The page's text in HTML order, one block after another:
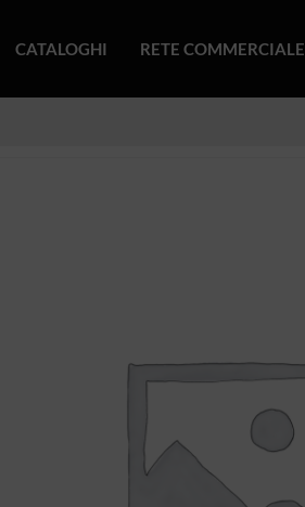
CATALOGHI RETE COMMERCIALE